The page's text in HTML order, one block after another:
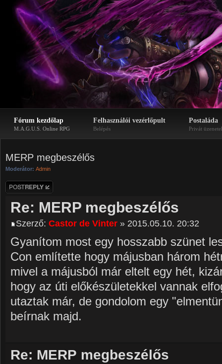
Fórum kezdőlap
M.A.G.U.S. Online RPG
Felhasználói vezérlőpult
Belépés
Postaláda
Privát
MERP megbeszélős
Moderátor: Admin
Hozzászólás
küldése
Re: MERP megbeszélős
Szerző: Castor de Vinter » 2015.05.10. 20:32
Gyanítom most egy hosszabb szünet
Con említette hogy májusban három
mivel a májusból már eltelt egy hét,
hogy az úti előkészületekkel vannak
utaztak már, de gondolom egy
beírnak majd.
Re: MERP megbeszélős